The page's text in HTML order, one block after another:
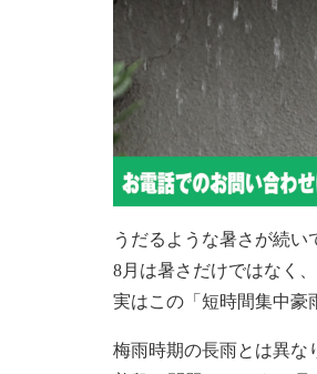
うだるような暑さが続い
8月は暑さだけではなく
実はこの「短時間集中豪
梅雨時期の長雨とは異な